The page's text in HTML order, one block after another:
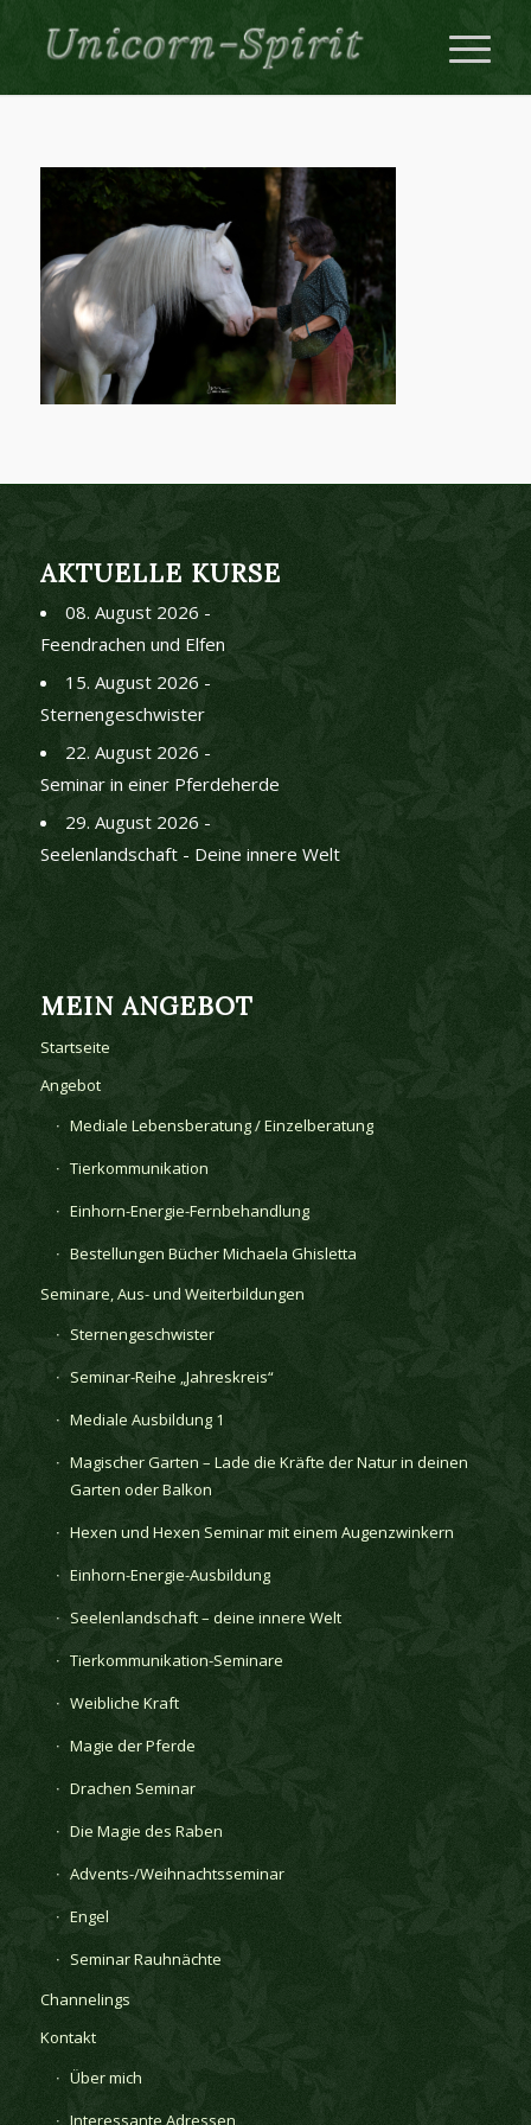
AKTUELLE KURSE
08. August 2026 -
Feendrachen und Elfen
15. August 2026 -
Sternengeschwister
22. August 2026 -
Seminar in einer Pferdeherde
29. August 2026 -
Seelenlandschaft - Deine innere Welt
MEIN ANGEBOT
Startseite
Angebot
Mediale Lebensberatung / Einzelberatung
Tierkommunikation
Einhorn-Energie-Fernbehandlung
Bestellungen Bücher Michaela Ghisletta
Seminare, Aus- und Weiterbildungen
Sternengeschwister
Seminar-Reihe „Jahreskreis“
Mediale Ausbildung 1
Magischer Garten – Lade die Kräfte der Natur in deinen
Garten oder Balkon
Hexen und Hexen Seminar mit einem Augenzwinkern
Einhorn-Energie-Ausbildung
Seelenlandschaft – deine innere Welt
Tierkommunikation-Seminare
Weibliche Kraft
Magie der Pferde
Drachen Seminar
Die Magie des Raben
Advents-/Weihnachtsseminar
Engel
Seminar Rauhnächte
Channelings
Kontakt
Über mich
Interessante Adressen